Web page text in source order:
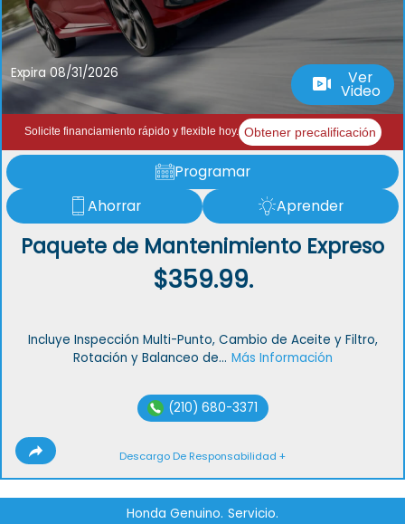
Expira 08/31/2026 Ver
Video
Solicite financiamiento rápido y flexible hoy. Obtener precalificación
Programar
Ahorrar
Aprender
Paquete de Mantenimiento Expreso
$359.99.
Incluye Inspección Multi-Punto, Cambio de Aceite y Filtro,
Rotación y Balanceo de... Más Información
(210) 680-3371
Descargo De Responsabilidad +
Honda Genuino. Servicio.